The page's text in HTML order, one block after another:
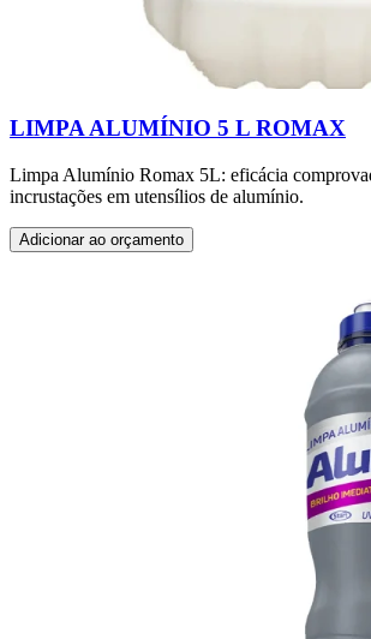
LIMPA ALUMÍNIO 5 L ROMAX
Limpa Alumínio Romax 5L: eficácia
incrustações em utensílios de alumínio.
Adicionar ao orçamento